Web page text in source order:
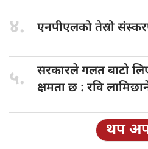
४. एनपीएलको तेस्रो
५. सरकारले गलतबाटो
क्षमता छ : रवि
थप